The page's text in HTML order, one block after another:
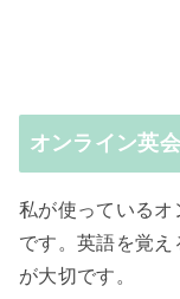
オンライン英
私が使っている
です。英語を覚え
が大切です。